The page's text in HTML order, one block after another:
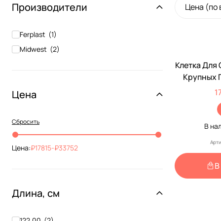
Производители
Ferplast (1)
Midwest (2)
Цена
Сбросить
Цена: 17815- 33752
Длина, см
Цена (по
Клетка
Крупных
В